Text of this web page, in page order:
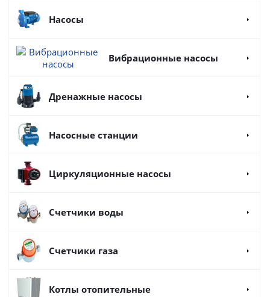
Насосы
Вибрационные насосы
Дренажные насосы
Насосные станции
Циркуляционные насосы
Счетчики воды
Счетчики газа
Котлы отопительные